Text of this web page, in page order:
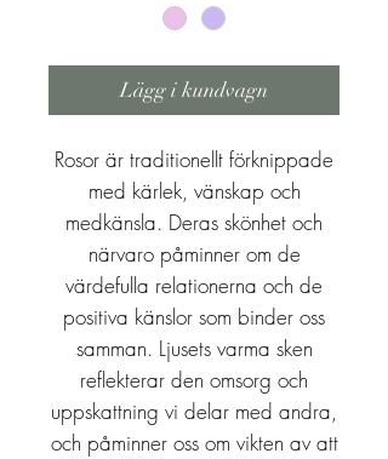
Lägg i kundvagn
Rosor är traditionellt förknippade
med kärlek, vänskap och
medkänsla. Deras skönhet och
närvaro påminner om de
värdefulla relationerna och de
positiva känslor som binder oss
samman. Ljusets varma sken
reflekterar den omsorg och
uppskattning vi delar med andra,
och påminner oss om vikten av att